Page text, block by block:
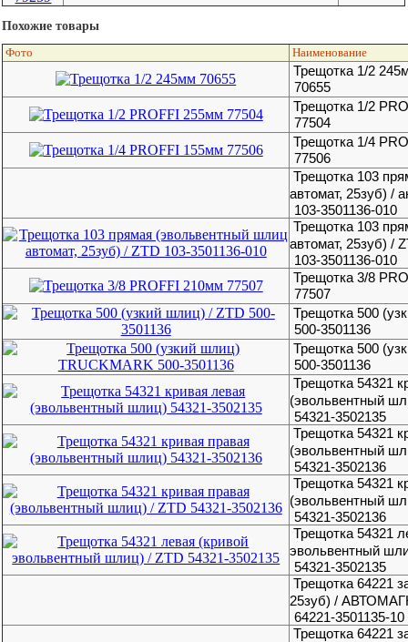
Похожие товары
Фото Наименование
Трещотка 1/2
70655
Трещотка 1/2
77504
Трещотка 1/4
77506
Трещотка 103
автомат, 25зуб) /
103-3501136-010
Трещотка 103
автомат, 25зуб) /
103-3501136-010
Трещотка 3/8
77507
Трещотка 500
500-3501136
Трещотка 500
500-3501136
Трещотка 54321
(эвольвентный
54321-3502135
Трещотка 54321
(эвольвентный
54321-3502136
Трещотка 54321
(эвольвентный
54321-3502136
Трещотка 54321
эвольвентный
54321-3502135
Трещотка 64221
25зуб) /
64221-3501135-10
Трещотка 64221